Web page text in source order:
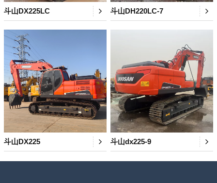
斗山DX225LC 斗山DH220LC-7
斗山DX225 斗山dx225-9